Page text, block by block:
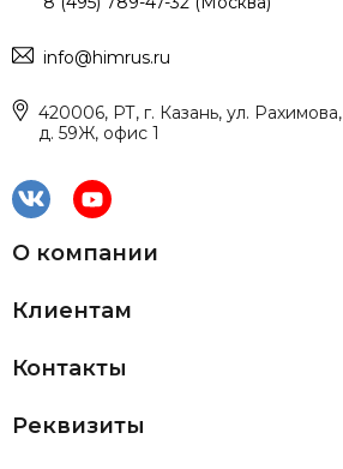
info@himrus.ru
420006, РТ, г. Казань, ул. Рахимова,
д. 59Ж, офис 1
О компании
Клиентам
Контакты
Реквизиты